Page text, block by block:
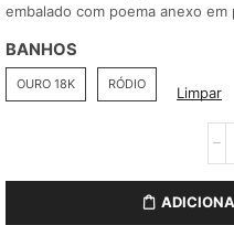
embalado com poema anexo
BANHOS
OURO 18K RÓDIO
Limpar